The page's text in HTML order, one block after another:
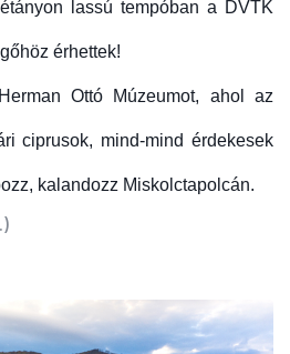
lassú tempóban a DVTK
érhettek!
Ottó Múzeumot, ahol az
ciprusok, mind-mind érdekesek
kalandozz Miskolctapolcán.